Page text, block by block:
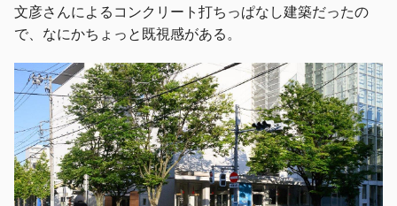
文彦さんによるコンクリート打ちっぱなし建築だったの
で、なにかちょっと既視感がある。